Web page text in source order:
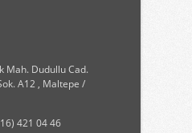
Mah. Dudullu Cad.
A12 , Maltepe /
421 04 46